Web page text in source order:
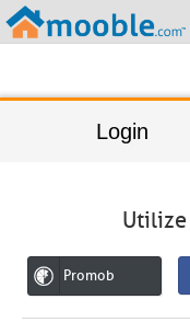
Login
Utilize
Promob